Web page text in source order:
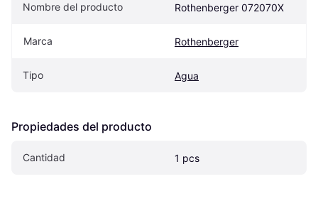
Nombre del producto Rothenberger 072070X
Marca Rothenberger
Tipo Agua
Propiedades del producto
Cantidad 1 pcs